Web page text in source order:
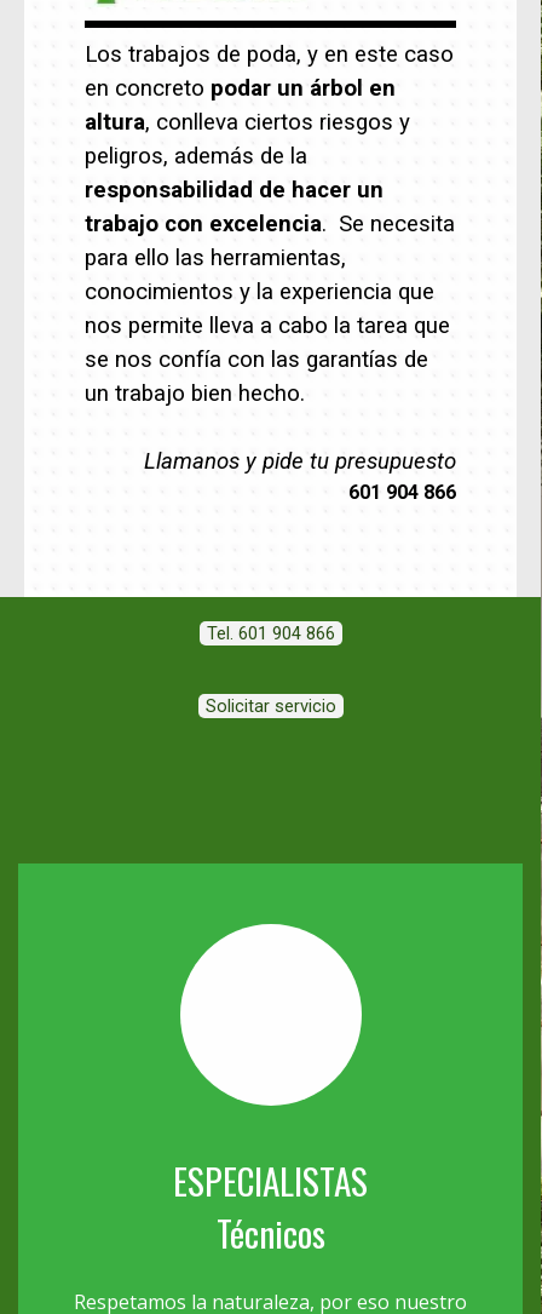
Los trabajos de poda, y en este caso
en concreto podar un árbol en
altura, conlleva ciertos riesgos y
peligros, además de la
responsabilidad de hacer un
trabajo con excelencia. Se necesita
para ello las herramientas,
conocimientos y la experiencia que
nos permite lleva a cabo la tarea que
se nos confía con las garantías de
un trabajo bien hecho.
Llamanos y pide tu presupuesto
601 904 866
Tel. 601 904 866
Solicitar servicio
ESPECIALISTAS
Técnicos
Respetamos la naturaleza, por eso nuestro